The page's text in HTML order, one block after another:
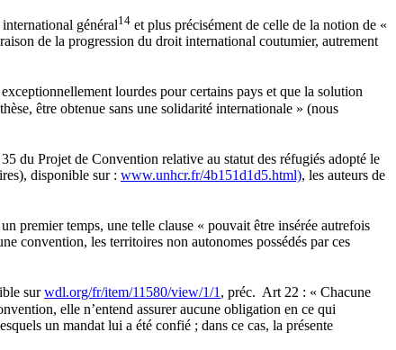
général14 et plus précisément de celle de la notion de «
de la progression du droit international coutumier, autrement
lourdes pour certains pays et que la solution
être obtenue sans une solidarité internationale » (nous
du Projet de Convention relative au statut des réfugiés adopté le
disponible sur : www.unhcr.fr/4b151d1d5.html), les auteurs de
premier temps, une telle clause « pouvait être insérée autrefois
convention, les territoires non autonomes possédés par ces
surwdl.org/fr/item/11580/view/1/1, préc. Art 22 : « Chacune
elle n’entend assurer aucune obligation en ce qui
un mandat lui a été confié ; dans ce cas, la présente